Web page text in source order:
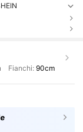
Fianchi: 90cm